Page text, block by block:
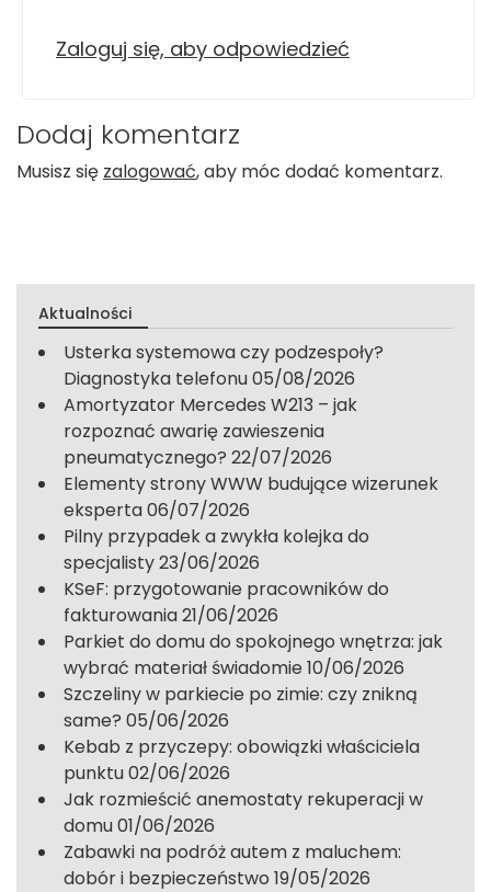
Zaloguj się, aby odpowiedzieć
Dodaj komentarz
Musisz się zalogować, aby móc dodać komentarz.
Aktualności
Usterka systemowa czy podzespoły?
Diagnostyka telefonu05/08/2026
Amortyzator Mercedes W213 – jak
rozpoznać awarię zawieszenia
pneumatycznego? 22/07/2026
Elementy strony WWW budujące wizerunek
eksperta06/07/2026
Pilny przypadek a zwykła kolejka do
specjalisty23/06/2026
KSeF: przygotowanie pracowników do
fakturowania21/06/2026
Parkiet do domu do spokojnego wnętrza: jak
wybrać materiał świadomie 10/06/2026
Szczeliny w parkiecie po zimie: czy znikną
same? 05/06/2026
Kebab z przyczepy: obowiązki właściciela
punktu02/06/2026
Jak rozmieścić anemostaty rekuperacji w
domu01/06/2026
Zabawki na podróż autem z maluchem:
dobór i bezpieczeństwo 19/05/2026